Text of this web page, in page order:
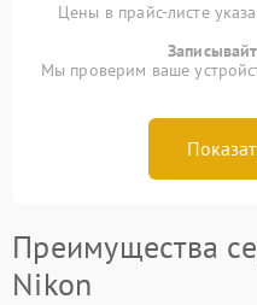
Цены в прайс-листе
Мы проверим ваше
Преимущества
Nikon